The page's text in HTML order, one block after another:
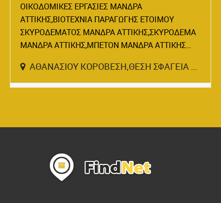
ΟΙΚΟΔΟΜΙΚΕΣ ΕΡΓΑΣΙΕΣ ΜΑΝΔΡΑ
ΑΤΤΙΚΗΣ,ΒΙΟΤΕΧΝΙΑ ΠΑΡΑΓΩΓΗΣ ΕΤΟΙΜΟΥ
ΣΚΥΡΟΔΕΜΑΤΟΣ ΜΑΝΔΡΑ ΑΤΤΙΚΗΣ,ΣΚΥΡΟΔΕΜΑ
ΜΑΝΔΡΑ ΑΤΤΙΚΗΣ,ΜΠΕΤΟΝ ΜΑΝΔΡΑ ΑΤΤΙΚΗΣ…
ΑΘΑΝΑΣΙΟΥ ΚΟΡΟΒΕΣΗ,ΘΕΣΗ ΣΦΑΓΕΙΑ ΜΑΝΔΡΑΣ